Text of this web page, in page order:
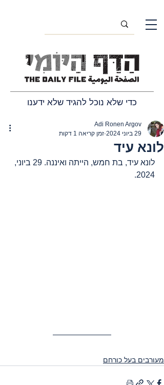
כדי שלא נוכל להגיד שלא ידענו
לונא עיד
Adi Ronen Argov
29 ביוני 2024
זמן קריאה 1 דקות
לונא עיד, בת חמש, הייתה ואיננה. 29 ביוני,
2024.
מעורבים בעל כורחם